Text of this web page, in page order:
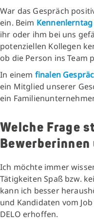
War das Gespräch
ein. Beim
ihr oder ihm bei uns
potenziellen Kollegen
ob die Person ins Team
In einem finalen
ein Mitglied unserer
ein
Welche Frage
Bewerberinnen
Ich möchte immer
Tätigkeiten Spaß bzw.
kann ich besser
und Kandidaten vom
DELO erhoffen.